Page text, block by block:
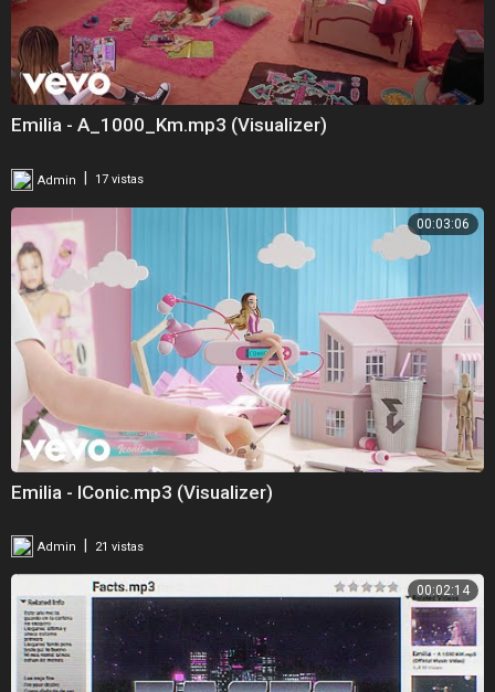
Emilia - A_1000_Km.mp3 (Visualizer)
Admin 17 vistas
00:03:06
Emilia - IConic.mp3 (Visualizer)
Admin 21 vistas
00:02:14